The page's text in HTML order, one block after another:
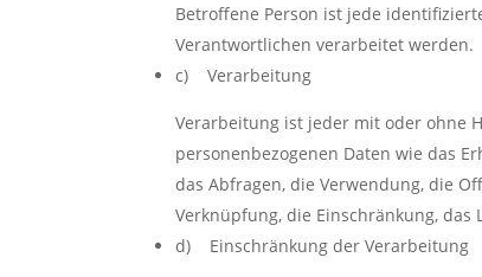
Betroffene Person ist jede
Verantwortlichen verarbeitet werden.
c) Verarbeitung
Verarbeitung ist jeder mit oder ohne
personenbezogenen Daten wie das
das Abfragen, die Verwendung, die
Verknüpfung, die Einschränkung, das
d) Einschränkung der Verarbeitung